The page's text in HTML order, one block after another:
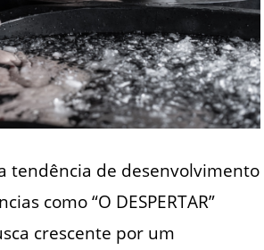
tendência de desenvolvimento
como “O DESPERTAR”
crescente por um